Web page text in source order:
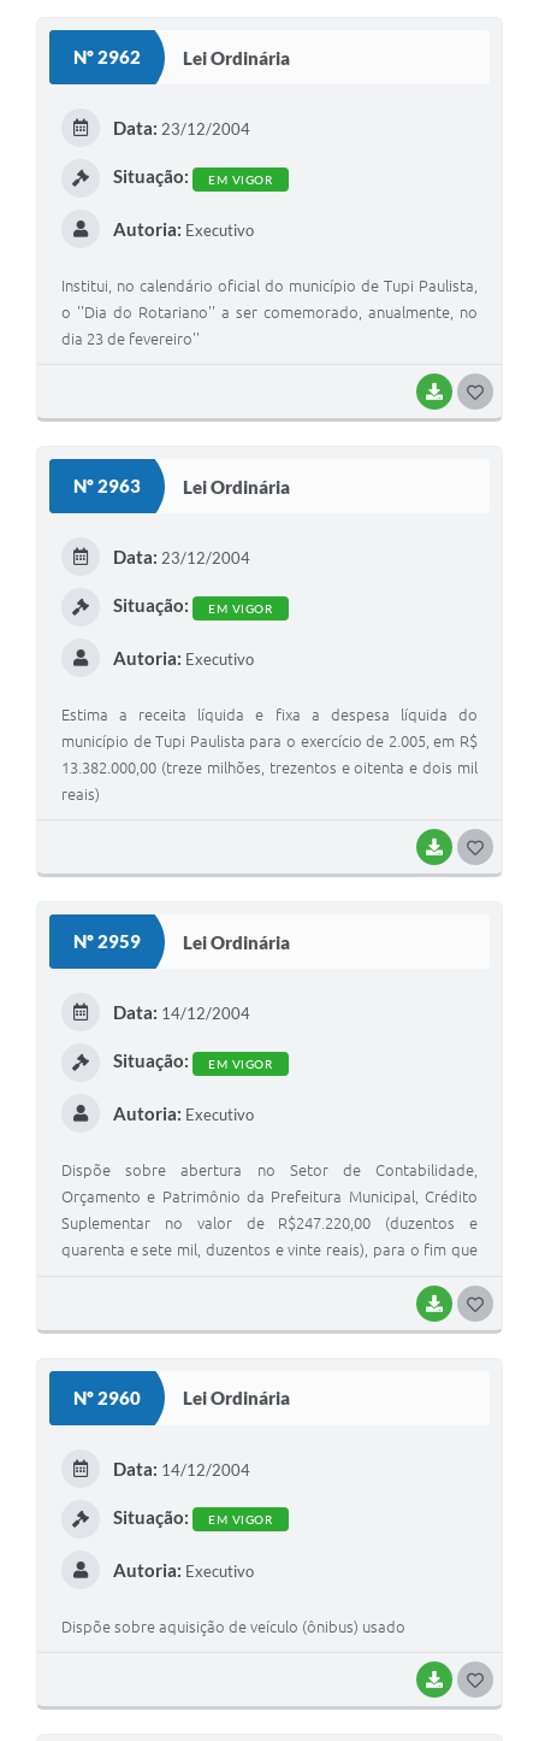
Nº 2962 Lei Ordinária
BAIXAR
Data: 23/12/2004
Situação: EM VIGOR
Autoria: Executivo
Institui, no calendário oficial do município de Tupi Paulista,
o ''Dia do Rotariano'' a ser comemorado, anualmente, no
dia 23 de fevereiro''
Nº 2963 Lei Ordinária
BAIXAR
Data: 23/12/2004
Situação: EM VIGOR
Autoria: Executivo
Estima a receita líquida e fixa a despesa líquida do
município de Tupi Paulista para o exercício de 2.005, em R$
13.382.000,00 (treze milhões, trezentos e oitenta e dois mil
reais)
Nº 2959 Lei Ordinária
BAIXAR
Data: 14/12/2004
Situação: EM VIGOR
Autoria: Executivo
Dispõe sobre abertura no Setor de Contabilidade,
Orçamento e Patrimônio da Prefeitura Municipal, Crédito
Suplementar no valor de R$247.220,00 (duzentos e
quarenta e sete mil, duzentos e vinte reais), para o fim que
Nº 2960 Lei Ordinária
BAIXAR
Data: 14/12/2004
Situação: EM VIGOR
Autoria: Executivo
Dispõe sobre aquisição de veículo (ônibus) usado